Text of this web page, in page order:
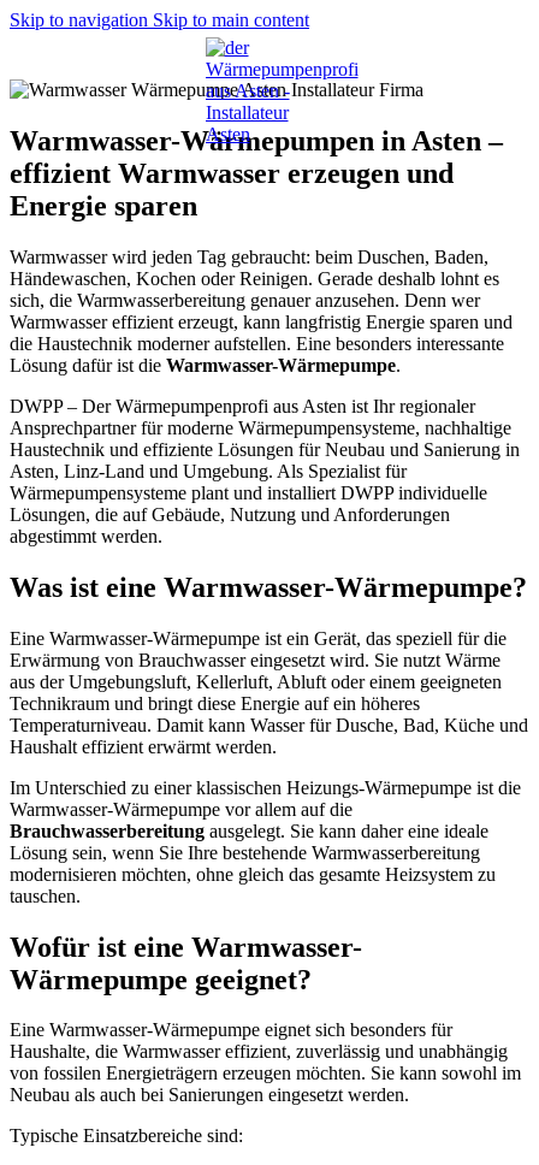
Skip to navigation Skip to main content
Warmwasser-Wärmepumpen in Asten –
effizient Warmwasser erzeugen und
Energie sparen
Warmwasser wird jeden Tag gebraucht: beim Duschen, Baden,
Händewaschen, Kochen oder Reinigen. Gerade deshalb lohnt es
sich, die Warmwasserbereitung genauer anzusehen. Denn wer
Warmwasser effizient erzeugt, kann langfristig Energie sparen und
die Haustechnik moderner aufstellen. Eine besonders interessante
Lösung dafür ist die Warmwasser-Wärmepumpe.
DWPP – Der Wärmepumpenprofi aus Asten ist Ihr regionaler
Ansprechpartner für moderne Wärmepumpensysteme, nachhaltige
Haustechnik und effiziente Lösungen für Neubau und Sanierung in
Asten, Linz-Land und Umgebung. Als Spezialist für
Wärmepumpensysteme plant und installiert DWPP individuelle
Lösungen, die auf Gebäude, Nutzung und Anforderungen
abgestimmt werden.
Was ist eine Warmwasser-Wärmepumpe?
Eine Warmwasser-Wärmepumpe ist ein Gerät, das speziell für die
Erwärmung von Brauchwasser eingesetzt wird. Sie nutzt Wärme
aus der Umgebungsluft, Kellerluft, Abluft oder einem geeigneten
Technikraum und bringt diese Energie auf ein höheres
Temperaturniveau. Damit kann Wasser für Dusche, Bad, Küche und
Haushalt effizient erwärmt werden.
Im Unterschied zu einer klassischen Heizungs-Wärmepumpe ist die
Warmwasser-Wärmepumpe vor allem auf die
Brauchwasserbereitung ausgelegt. Sie kann daher eine ideale
Lösung sein, wenn Sie Ihre bestehende Warmwasserbereitung
modernisieren möchten, ohne gleich das gesamte Heizsystem zu
tauschen.
Wofür ist eine Warmwasser-
Wärmepumpe geeignet?
Eine Warmwasser-Wärmepumpe eignet sich besonders für
Haushalte, die Warmwasser effizient, zuverlässig und unabhängig
von fossilen Energieträgern erzeugen möchten. Sie kann sowohl im
Neubau als auch bei Sanierungen eingesetzt werden.
Typische Einsatzbereiche sind: